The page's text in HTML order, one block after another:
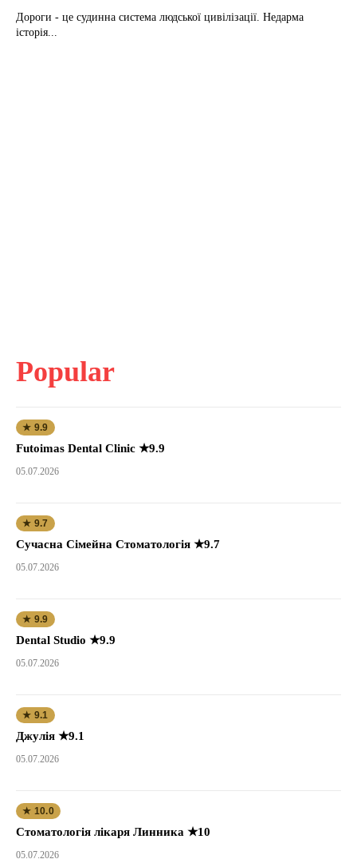
Дороги - це судинна система людської цивілізації. Недарма
історія...
Popular
★ 9.9
Futoimas Dental Clinic ★9.9
05.07.2026
★ 9.7
Сучасна Сімейна Стоматологія ★9.7
05.07.2026
★ 9.9
Dental Studio ★9.9
05.07.2026
★ 9.1
Джулія ★9.1
05.07.2026
★ 10.0
Стоматологія лікаря Линника ★10
05.07.2026